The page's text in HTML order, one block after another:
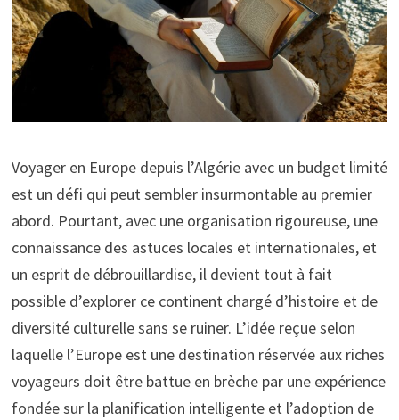
Voyager en Europe depuis l’Algérie avec un budget limité
est un défi qui peut sembler insurmontable au premier
abord. Pourtant, avec une organisation rigoureuse, une
connaissance des astuces locales et internationales, et
un esprit de débrouillardise, il devient tout à fait
possible d’explorer ce continent chargé d’histoire et de
diversité culturelle sans se ruiner. L’idée reçue selon
laquelle l’Europe est une destination réservée aux riches
voyageurs doit être battue en brèche par une expérience
fondée sur la planification intelligente et l’adoption de